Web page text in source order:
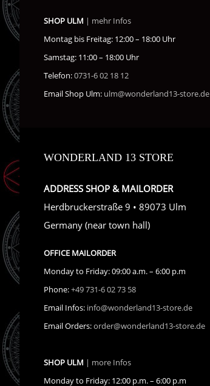
SHOP ULM | mehr Infos
Montag bis Freitag: 12:00 – 18:00 Uhr
Samstag: 11:00 – 18:00 Uhr
Telefon:0731-6 02 18 12
Email Shop Ulm: ulm@wonderland13-store.de
WONDERLAND 13 STORE
ADDRESS SHOP & MAILORDER
Herdbruckerstraße 9 • 89073 Ulm
Germany (near town hall)
OFFICE MAILORDER
Monday to Friday: 09:00 a.m. – 6:00 p.m
Phone:+49 731-6 02 73 58
Email Infos: info@wonderland13-store.de
Email Orders:order@wonderland13-store.de
SHOP ULM | more Infos
Monday to Friday: 12:00 p.m. – 6:00 p.m